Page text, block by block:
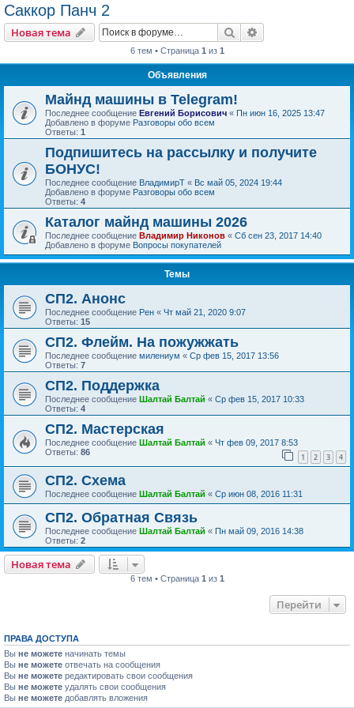
Саккор Панч 2
Новая тема Поиск
6 тем • Страница 1 из 1
Объявления
Майнд машины в Telegram!
Последнее сообщение Евгений Борисович « Пн июн 16, 2025 13:47
Добавлено в форуме Разговоры обо всем
Ответы: 1
Подпишитесь на рассылку и получите
БОНУС!
Последнее сообщение ВладимирТ « Вс май 05, 2024 19:44
Добавлено в форуме Разговоры обо всем
Ответы: 4
Каталог майнд машины 2026
Последнее сообщение Владимир Никонов « Сб сен 23, 2017 14:40
Добавлено в форуме Вопросы покупателей
Темы
СП2. Анонс
Последнее сообщение Рен « Чт май 21, 2020 9:07
Ответы: 15
СП2. Флейм. На пожужжать
Последнее сообщение милениум « Ср фев 15, 2017 13:56
Ответы: 7
СП2. Поддержка
Последнее сообщение Шалтай Балтай « Ср фев 15, 2017 10:33
Ответы: 4
СП2. Мастерская
Последнее сообщение Шалтай Балтай « Чт фев 09, 2017 8:53
Ответы: 86 1 2 3 4
СП2. Схема
Последнее сообщение Шалтай Балтай « Ср июн 08, 2016 11:31
СП2. Обратная Связь
Последнее сообщение Шалтай Балтай « Пн май 09, 2016 14:38
Ответы: 2
Новая тема
6 тем • Страница 1 из 1
Перейти
ПРАВА ДОСТУПА
Вы не можете начинать темы
Вы не можете отвечать на сообщения
Вы не можете редактировать свои сообщения
Вы не можете удалять свои сообщения
Вы не можете добавлять вложения